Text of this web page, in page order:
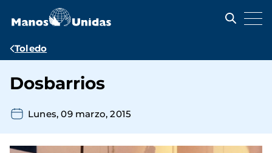
contenido
Ruta
navegación
Toledo
Dosbarrios
Lunes, 09 marzo, 2015